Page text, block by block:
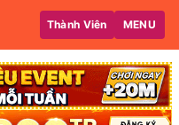
Thành Viên MENU